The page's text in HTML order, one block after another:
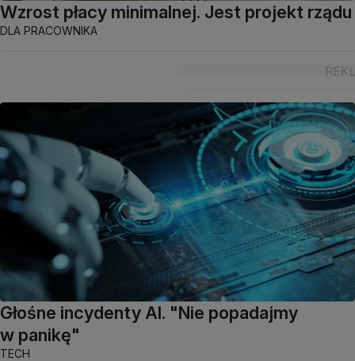
Wzrost płacy minimalnej. Jest projekt rządu
DLA PRACOWNIKA
Głośne incydenty AI. "Nie popadajmy
w panikę"
TECH